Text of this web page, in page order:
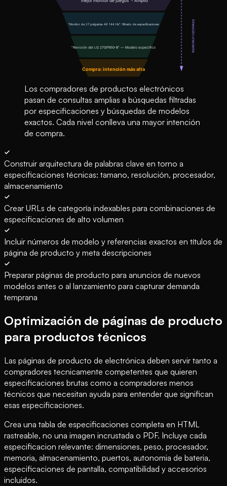
Los compradores de productos electrónicos
pasan de consultas amplias a búsquedas filtradas
por especificaciones y búsquedas de modelos
exactos. Cada nivel conlleva una mayor intención
de compra.
Construir arquitectura de palabras clave en torno a
especificaciones técnicas: tamano, resolución, procesador,
almacenamiento
Crear URLs de categoría indexables para combinaciones de
especificaciones de alto volumen
Incluir números de modelo y referencias exactos en títulos de
página de producto y meta descripciones
Preparar páginas de producto para anuncios de nuevos
modelos antes o al lanzamiento para capturar demanda
temprana
Optimización de páginas de producto
para productos técnicos
Las páginas de producto de electrónica deben servir tanto a
compradores tecnicamente competentes que quieren
especificaciones brutas como a compradores menos
técnicos que necesitan ayuda para entender que significan
esas especificaciones.
Crea una tabla de especificaciones completa en HTML
rastreable, no una imagen incrustada o PDF. Incluye cada
especificacion relevante: dimensiones, peso, procesador,
memoria, almacenamiento, puertos, autonomia de bateria,
especificaciones de pantalla, compatibilidad y accesorios
incluidos.